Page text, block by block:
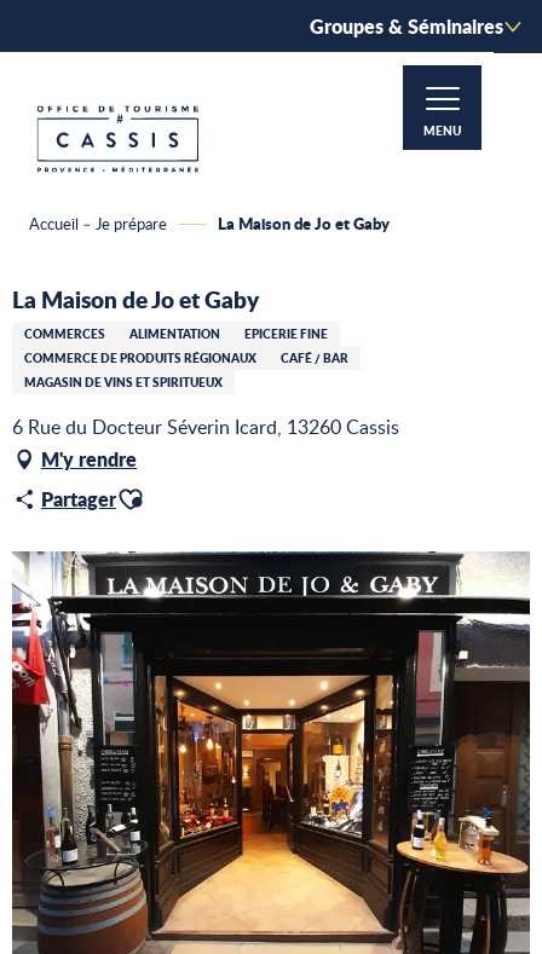
principal
Groupes & Séminaires
MENU
Accueil – Je prépare La Maison de Jo et Gaby
La Maison de Jo et Gaby
COMMERCES ALIMENTATION
EPICERIE FINE
COMMERCE DE PRODUITS RÉGIONAUX
CAFÉ / BAR
MAGASIN DE VINS ET SPIRITUEUX
6 Rue du Docteur Séverin Icard, 13260 Cassis
M'y rendre
PartagerAjouter aux favoris